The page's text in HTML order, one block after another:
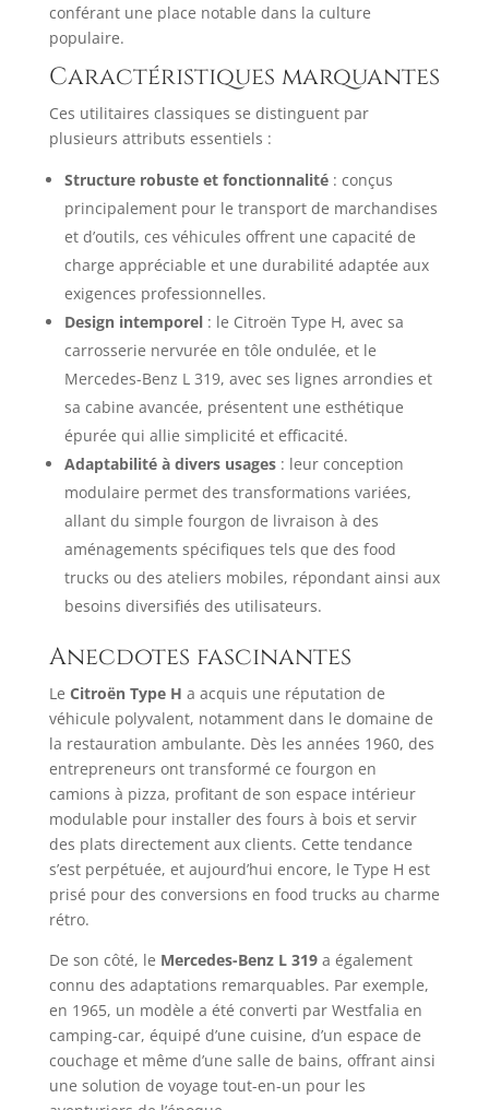
conférant une place notable dans la culture
populaire.​
Caractéristiques marquantes
Ces utilitaires classiques se distinguent par
plusieurs attributs essentiels :​
Structure robuste et fonctionnalité: conçus
principalement pour le transport de marchandises
et d’outils, ces véhicules offrent une capacité de
charge appréciable et une durabilité adaptée aux
exigences professionnelles.​
Design intemporel: le Citroën Type H, avec sa
carrosserie nervurée en tôle ondulée, et le
Mercedes-Benz L 319, avec ses lignes arrondies et
sa cabine avancée, présentent une esthétique
épurée qui allie simplicité et efficacité.​
Adaptabilité à divers usages: leur conception
modulaire permet des transformations variées,
allant du simple fourgon de livraison à des
aménagements spécifiques tels que des food
trucks ou des ateliers mobiles, répondant ainsi aux
besoins diversifiés des utilisateurs.​
Anecdotes fascinantes
Le Citroën Type H a acquis une réputation de
véhicule polyvalent, notamment dans le domaine de
la restauration ambulante. Dès les années 1960, des
entrepreneurs ont transformé ce fourgon en
camions à pizza, profitant de son espace intérieur
modulable pour installer des fours à bois et servir
des plats directement aux clients. Cette tendance
s’est perpétuée, et aujourd’hui encore, le Type H est
prisé pour des conversions en food trucks au charme
rétro. ​
De son côté, le Mercedes-Benz L 319a également
connu des adaptations remarquables. Par exemple,
en 1965, un modèle a été converti par Westfalia en
camping-car, équipé d’une cuisine, d’un espace de
couchage et même d’une salle de bains, offrant ainsi
une solution de voyage tout-en-un pour les